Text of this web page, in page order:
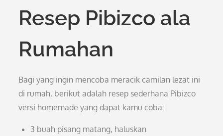
Resep Pibizco ala
Rumahan
Bagi yang ingin mencoba meracik camilan lezat ini
di rumah, berikut adalah resep sederhana Pibizco
versi homemade yang dapat kamu coba:
3 buah pisang matang, haluskan